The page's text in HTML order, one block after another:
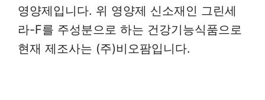
영양제입니다. 위 영양제 신소재인 그린세
라-F를 주성분으로 하는 건강기능식품으로
현재 제조사는 (주)비오팜입니다.